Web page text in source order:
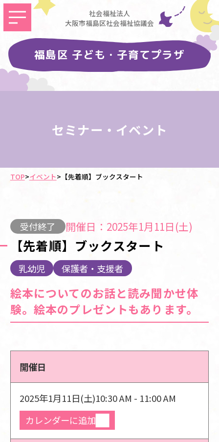
社会福祉法人
大阪市福島区社会福祉協議会
福島区 子ども・子育てプラザ
セミナー・イベント
TOP>イベント> 【先着順】ブックスタート
受付終了 開催日：2025年1月11日(土)
【先着順】ブックスタート
乳幼児 保護者・支援者
絵本についてのお話と読み聞かせ体
験。絵本のプレゼントもあります。
開催日
2025年1月11日(土)10:30 AM - 11:00 AM
カレンダーに追加